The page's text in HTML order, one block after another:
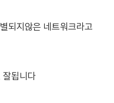
되지않은 네트워크라고
잘됩니다